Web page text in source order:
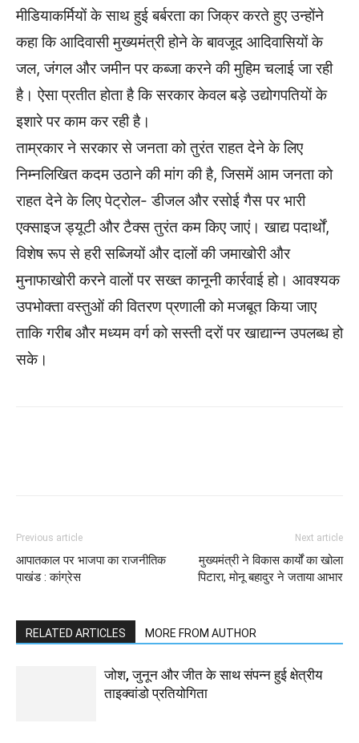
मीडियाकर्मियों के साथ हुई बर्बरता का जिक्र करते हुए उन्होंने
कहा कि आदिवासी मुख्यमंत्री होने के बावजूद आदिवासियों के
जल, जंगल और जमीन पर कब्जा करने की मुहिम चलाई जा रही
है। ऐसा प्रतीत होता है कि सरकार केवल बड़े उद्योगपतियों के
इशारे पर काम कर रही है।
ताम्रकार ने सरकार से जनता को तुरंत राहत देने के लिए
निम्नलिखित कदम उठाने की मांग की है, जिसमें आम जनता को
राहत देने के लिए पेट्रोल- डीजल और रसोई गैस पर भारी
एक्साइज ड्यूटी और टैक्स तुरंत कम किए जाएं। खाद्य पदार्थों,
विशेष रूप से हरी सब्जियों और दालों की जमाखोरी और
मुनाफाखोरी करने वालों पर सख्त कानूनी कार्रवाई हो। आवश्यक
उपभोक्ता वस्तुओं की वितरण प्रणाली को मजबूत किया जाए
ताकि गरीब और मध्यम वर्ग को सस्ती दरों पर खाद्यान्न उपलब्ध हो
सके।
Previous article
आपातकाल पर भाजपा का राजनीतिक
पाखंड : कांग्रेस
Next article
मुख्यमंत्री ने विकास कार्यों का खोला
पिटारा, मोनू बहादुर ने जताया आभार
RELATED ARTICLES MORE FROM AUTHOR
जोश, जुनून और जीत के साथ संपन्न हुई क्षेत्रीय
ताइक्वांडो प्रतियोगिता